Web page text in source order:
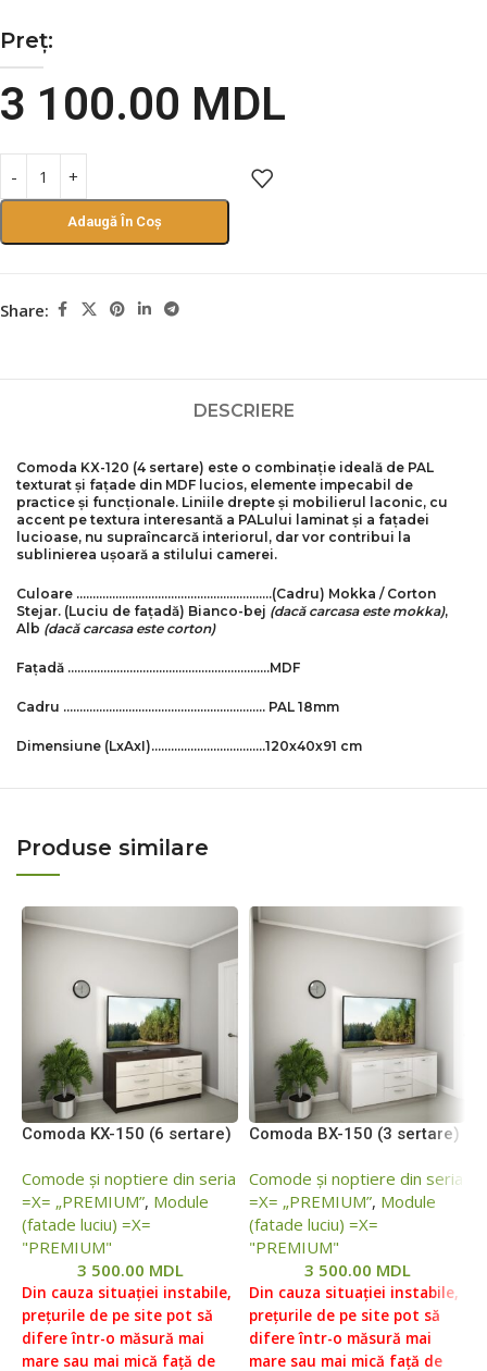
Preț:
3 100.00 MDL
Adaugă În Coș
Share:
DESCRIERE
Comoda KX-120 (4 sertare) este o combinație ideală de PAL
texturat și fațade din MDF lucios, elemente impecabil de
practice și funcționale. Liniile drepte și mobilierul laconic, cu
accent pe textura interesantă a PALului laminat și a fațadei
lucioase, nu supraîncarcă interiorul, dar vor contribui la
sublinierea ușoară a stilului camerei.
Culoare ……………………………………………………(Cadru) Mokka / Corton
Stejar. (Luciu de fațadă) Bianco-bej (dacă carcasa este mokka),
Alb (dacă carcasa este corton)
Fațadă ……………………………………………………..MDF
Cadru …………………………………………………….. PAL 18mm
Dimensiune (LxAxI)……………………………..120х40х91 cm
Produse similare
Comoda KX-150 (6 sertare)
Comode și noptiere din seria
=X= „PREMIUM”, Module
(fatade luciu) =Х=
"PREMIUM"
3 500.00 MDL
Din cauza situației instabile,
prețurile de pe site pot să
difere într-o măsură mai
mare sau mai mică față de
Comoda BX-150 (3 sertare)
Comode și noptiere din seria
=X= „PREMIUM”, Module
(fatade luciu) =Х=
"PREMIUM"
3 500.00 MDL
Din cauza situației instabile,
prețurile de pe site pot să
difere într-o măsură mai
mare sau mai mică față de